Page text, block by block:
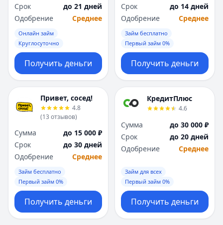
Срок
до 21 дней
Одобрение
Среднее
Онлайн займ
Круглосуточно
Получить деньги
Срок
до 14 дней
Одобрение
Среднее
Займ бесплатно
Первый займ 0%
Получить деньги
Привет, сосед!
4.8
(13 отзывов)
Сумма
до 15 000 ₽
Срок
до 30 дней
Одобрение
Среднее
Займ бесплатно
Первый займ 0%
Получить деньги
КредитПлюс
4.6
Сумма
до 30 000 ₽
Срок
до 20 дней
Одобрение
Среднее
Займ для всех
Первый займ 0%
Получить деньги